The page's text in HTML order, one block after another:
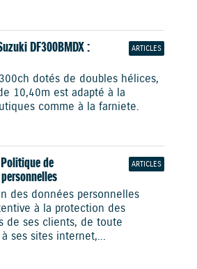
ARTICLES
DF300BMDX :
dotés de doubles hélices,
10,40m est adapté à la
comme à la farniete.
ARTICLES
de
des données personnelles
à la protection des
de ses clients, de toute
ses sites internet,...